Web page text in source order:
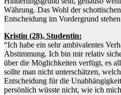
Währung. Das Wohl der
Entscheidung im Vordergrund
Kristin (28), Studentin:
“Ich habe ein sehr ambivalentes
Abstimmung. Ich bin mir relativ
über die Möglichkeiten verfügt, es
sollte man nicht unterschätzen,
Entscheidung für die
persönlich wüsste nicht, wie ich